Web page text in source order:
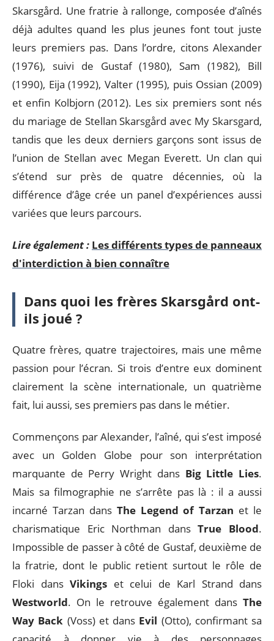
Skarsgård. Une fratrie à rallonge, composée d’aînés
déjà adultes quand les plus jeunes font tout juste
leurs premiers pas. Dans l’ordre, citons Alexander
(1976), suivi de Gustaf (1980), Sam (1982), Bill
(1990), Eija (1992), Valter (1995), puis Ossian (2009)
et enfin Kolbjorn (2012). Les six premiers sont nés
du mariage de Stellan Skarsgård avec My Skarsgard,
tandis que les deux derniers garçons sont issus de
l’union de Stellan avec Megan Everett. Un clan qui
s’étend sur près de quatre décennies, où la
différence d’âge crée un panel d’expériences aussi
variées que leurs parcours.
Lire également : Les différents types de panneaux
d'interdiction à bien connaître
Dans quoi les frères Skarsgård ont-
ils joué ?
Quatre frères, quatre trajectoires, mais une même
passion pour l’écran. Si trois d’entre eux dominent
clairement la scène internationale, un quatrième
fait, lui aussi, ses premiers pas dans le métier.
Commençons par Alexander, l’aîné, qui s’est imposé
avec un Golden Globe pour son interprétation
marquante de Perry Wright dans Big Little Lies.
Mais sa filmographie ne s’arrête pas là : il a aussi
incarné Tarzan dans The Legend of Tarzan et le
charismatique Eric Northman dansTrue Blood.
Impossible de passer à côté de Gustaf, deuxième de
la fratrie, dont le public retient surtout le rôle de
Floki dans Vikings et celui de Karl Strand dans
Westworld. On le retrouve également dans The
Way Back (Voss) et dans Evil (Otto), confirmant sa